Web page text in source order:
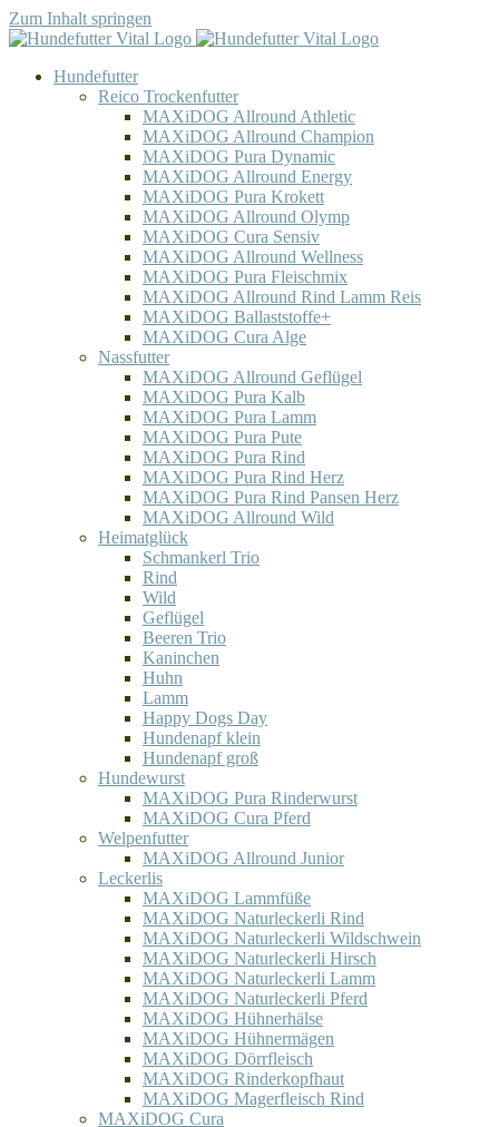
Zum Inhalt springen
Hundefutter
Reico Trockenfutter
MAXiDOG Allround Athletic
MAXiDOG Allround Champion
MAXiDOG Pura Dynamic
MAXiDOG Allround Energy
MAXiDOG Pura Krokett
MAXiDOG Allround Olymp
MAXiDOG Cura Sensiv
MAXiDOG Allround Wellness
MAXiDOG Pura Fleischmix
MAXiDOG Allround Rind Lamm Reis
MAXiDOG Ballaststoffe+
MAXiDOG Cura Alge
Nassfutter
MAXiDOG Allround Geflügel
MAXiDOG Pura Kalb
MAXiDOG Pura Lamm
MAXiDOG Pura Pute
MAXiDOG Pura Rind
MAXiDOG Pura Rind Herz
MAXiDOG Pura Rind Pansen Herz
MAXiDOG Allround Wild
Heimatglück
Schmankerl Trio
Rind
Wild
Geflügel
Beeren Trio
Kaninchen
Huhn
Lamm
Happy Dogs Day
Hundenapf klein
Hundenapf groß
Hundewurst
MAXiDOG Pura Rinderwurst
MAXiDOG Cura Pferd
Welpenfutter
MAXiDOG Allround Junior
Leckerlis
MAXiDOG Lammfüße
MAXiDOG Naturleckerli Rind
MAXiDOG Naturleckerli Wildschwein
MAXiDOG Naturleckerli Hirsch
MAXiDOG Naturleckerli Lamm
MAXiDOG Naturleckerli Pferd
MAXiDOG Hühnerhälse
MAXiDOG Hühnermägen
MAXiDOG Dörrfleisch
MAXiDOG Rinderkopfhaut
MAXiDOG Magerfleisch Rind
MAXiDOG Cura